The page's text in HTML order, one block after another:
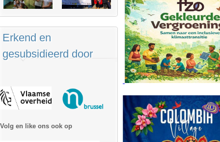
Erkend en
gesubsidieerd door
Volg en like ons ook op